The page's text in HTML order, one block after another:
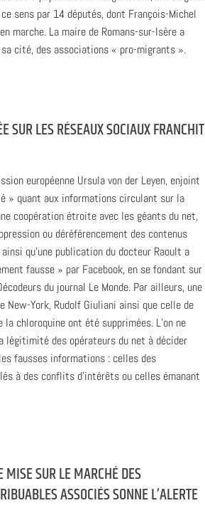
sens par 14 députés, dont François-Michel
marche. La maire de Romans-sur-Isère a
cité, des associations « pro-migrants ».
LES RÉSEAUX SOCIAUX FRANCHIT
européenne Ursula von der Leyen, enjoint
» quant aux informations circulant sur la
coopération étroite avec les géants du net,
ou déréférencement des contenus
qu’une publication du docteur Raoult a
fausse » par Facebook, en se fondant sur
du journal Le Monde. Par ailleurs, une
New-York, Rudolf Giuliani ainsi que celle de
chloroquine ont été supprimées. L’on ne
légitimité des opérateurs du net à décider
fausses informations : celles des
à des conflits d’intérêts ou celles émanant
SUR LE MARCHÉ DES
ASSOCIÉS SONNE L’ALERTE